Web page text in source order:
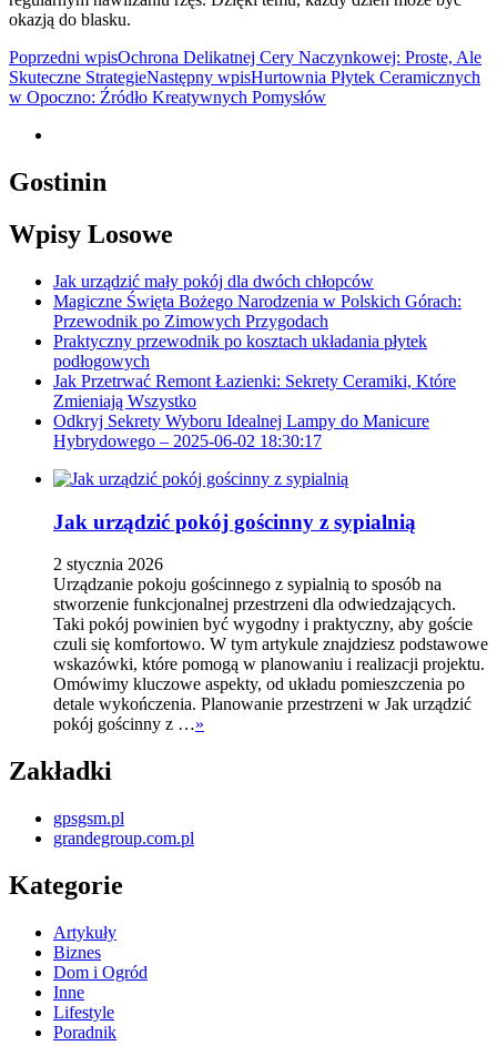
okazją do blasku.
Nawigacja
wpisu
Poprzedni wpisOchrona Delikatnej Cery Naczynkowej: Proste, Ale
Skuteczne StrategieNastępny wpisHurtownia Płytek Ceramicznych
w Opoczno: Źródło Kreatywnych Pomysłów
Gostinin
Wpisy Losowe
Jak urządzić mały pokój dla dwóch chłopców
Magiczne Święta Bożego Narodzenia w Polskich Górach:
Przewodnik po Zimowych Przygodach
Praktyczny przewodnik po kosztach układania płytek
podłogowych
Jak Przetrwać Remont Łazienki: Sekrety Ceramiki, Które
Zmieniają Wszystko
Odkryj Sekrety Wyboru Idealnej Lampy do Manicure
Hybrydowego – 2025-06-02 18:30:17
Jak urządzić pokój gościnny z sypialnią
2 stycznia 2026
Urządzanie pokoju gościnnego z sypialnią to sposób na
stworzenie funkcjonalnej przestrzeni dla odwiedzających.
Taki pokój powinien być wygodny i praktyczny, aby goście
czuli się komfortowo. W tym artykule znajdziesz podstawowe
wskazówki, które pomogą w planowaniu i realizacji projektu.
Omówimy kluczowe aspekty, od układu pomieszczenia po
detale wykończenia. Planowanie przestrzeni w Jak urządzić
pokój gościnny z …»
Zakładki
gpsgsm.pl
grandegroup.com.pl
Kategorie
Artykuły
Biznes
Dom i Ogród
Inne
Lifestyle
Poradnik